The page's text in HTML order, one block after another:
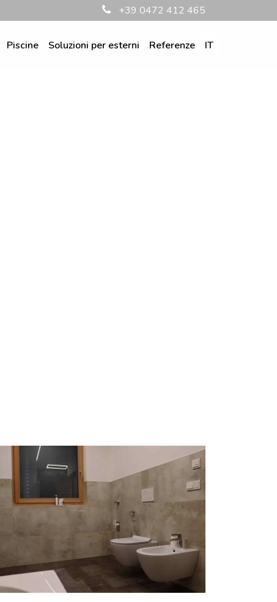
+39 0472 412 465
Piscine Soluzioni per esterni Referenze IT